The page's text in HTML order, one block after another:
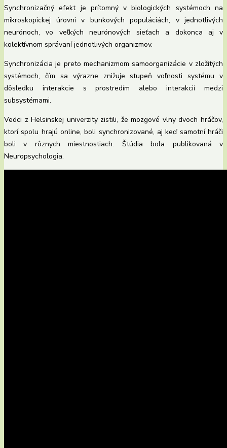
Synchronizačný efekt je prítomný v biologických systémoch na
mikroskopickej úrovni v bunkových populáciách, v jednotlivých
neurónoch, vo veľkých neurónových sieťach a dokonca aj v
kolektívnom správaní jednotlivých organizmov.
Synchronizácia je preto mechanizmom samoorganizácie v zložitých
systémoch, čím sa výrazne znižuje stupeň voľnosti systému v
dôsledku interakcie s prostredím alebo interakcií medzi
subsystémami.
Vedci z Helsinskej univerzity zistili, že mozgové vlny dvoch hráčov,
ktorí spolu hrajú online, boli synchronizované, aj keď samotní hráči
boli v rôznych miestnostiach. Štúdia bola publikovaná v
Neuropsychologia.